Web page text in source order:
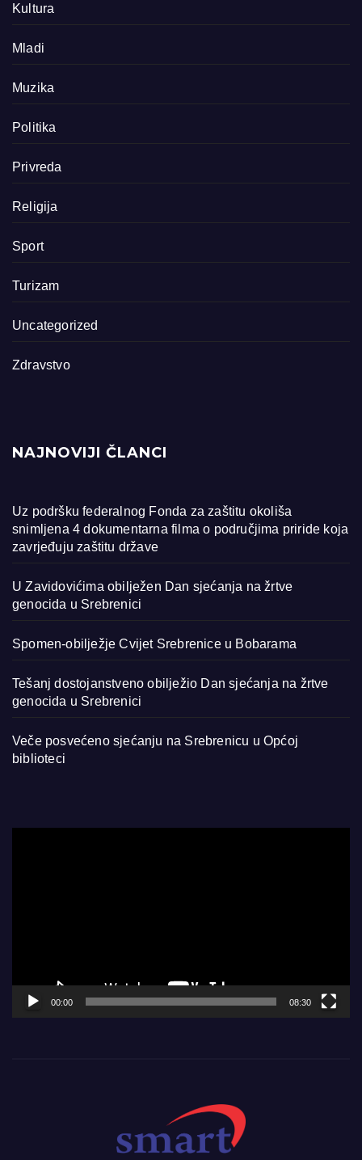
Kultura
Mladi
Muzika
Politika
Privreda
Religija
Sport
Turizam
Uncategorized
Zdravstvo
NAJNOVIJI ČLANCI
Uz podršku federalnog Fonda za zaštitu okoliša
snimljena 4 dokumentarna filma o područjima priride koja
zavrjeđuju zaštitu države
U Zavidovićima obilježen Dan sjećanja na žrtve
genocida u Srebrenici
Spomen-obilježje Cvijet Srebrenice u Bobarama
Tešanj dostojanstveno obilježio Dan sjećanja na žrtve
genocida u Srebrenici
Veče posvećeno sjećanju na Srebrenicu u Općoj
biblioteci
00:00 08:30